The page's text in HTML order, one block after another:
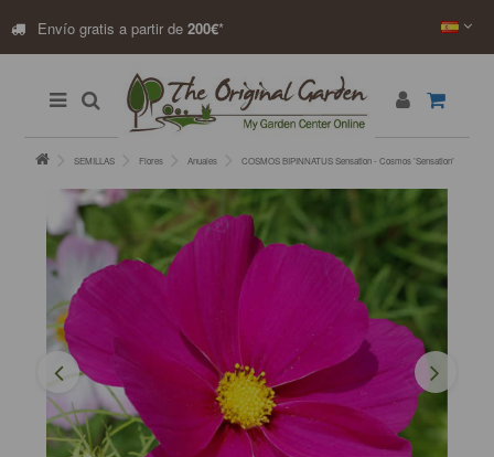
Envío gratis a partir de 200€*
SEMILLAS Flores Anuales COSMOS BIPINNATUS Sensation - Cosmos ’Sensation’